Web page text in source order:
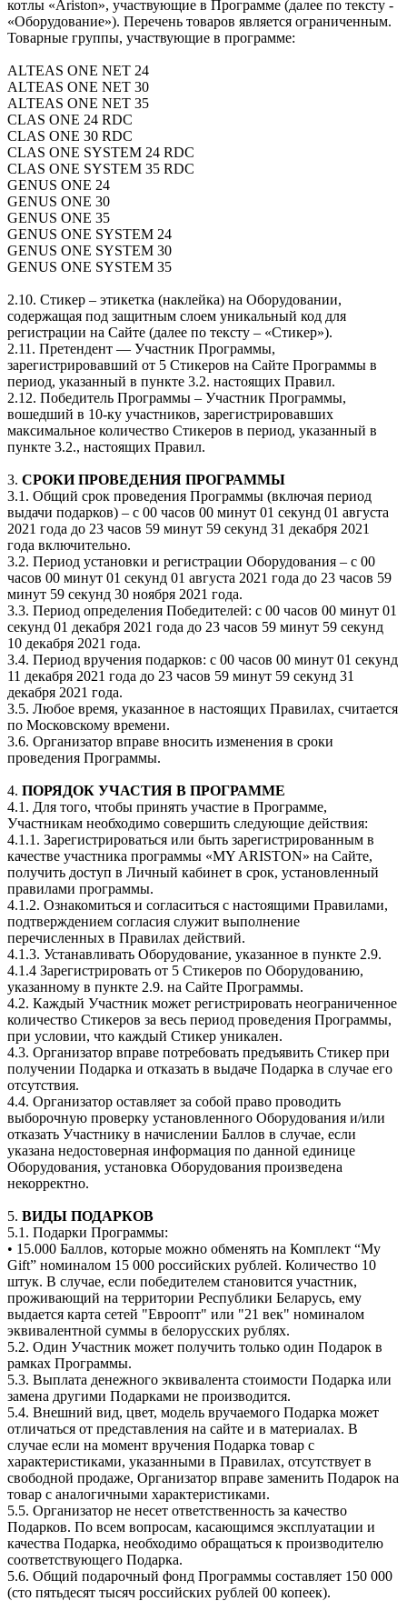
котлы «Ariston», участвующие в Программе (далее по тексту -
«Оборудование»). Перечень товаров является ограниченным.
Товарные группы, участвующие в программе:
ALTEAS ONE NET 24
ALTEAS ONE NET 30
ALTEAS ONE NET 35
CLAS ONE 24 RDC
CLAS ONE 30 RDC
CLAS ONE SYSTEM 24 RDC
CLAS ONE SYSTEM 35 RDC
GENUS ONE 24
GENUS ONE 30
GENUS ONE 35
GENUS ONE SYSTEM 24
GENUS ONE SYSTEM 30
GENUS ONE SYSTEM 35
2.10. Стикер – этикетка (наклейка) на Оборудовании,
содержащая под защитным слоем уникальный код для
регистрации на Сайте (далее по тексту – «Стикер»).
2.11. Претендент — Участник Программы,
зарегистрировавший от 5 Стикеров на Сайте Программы в
период, указанный в пункте 3.2. настоящих Правил.
2.12. Победитель Программы – Участник Программы,
вошедший в 10-ку участников, зарегистрировавших
максимальное количество Стикеров в период, указанный в
пункте 3.2., настоящих Правил.
3. СРОКИ ПРОВЕДЕНИЯ ПРОГРАММЫ
3.1. Общий срок проведения Программы (включая период
выдачи подарков) – с 00 часов 00 минут 01 секунд 01 августа
2021 года до 23 часов 59 минут 59 секунд 31 декабря 2021
года включительно.
3.2. Период установки и регистрации Оборудования – с 00
часов 00 минут 01 секунд 01 августа 2021 года до 23 часов 59
минут 59 секунд 30 ноября 2021 года.
3.3. Период определения Победителей: c 00 часов 00 минут 01
секунд 01 декабря 2021 года до 23 часов 59 минут 59 секунд
10 декабря 2021 года.
3.4. Период вручения подарков: c 00 часов 00 минут 01 секунд
11 декабря 2021 года до 23 часов 59 минут 59 секунд 31
декабря 2021 года.
3.5. Любое время, указанное в настоящих Правилах, считается
по Московскому времени.
3.6. Организатор вправе вносить изменения в сроки
проведения Программы.
4. ПОРЯДОК УЧАСТИЯ В ПРОГРАММЕ
4.1. Для того, чтобы принять участие в Программе,
Участникам необходимо совершить следующие действия:
4.1.1. Зарегистрироваться или быть зарегистрированным в
качестве участника программы «MY ARISTON» на Сайте,
получить доступ в Личный кабинет в срок, установленный
правилами программы.
4.1.2. Ознакомиться и согласиться с настоящими Правилами,
подтверждением согласия служит выполнение
перечисленных в Правилах действий.
4.1.3. Устанавливать Оборудование, указанное в пункте 2.9.
4.1.4 Зарегистрировать от 5 Стикеров по Оборудованию,
указанному в пункте 2.9. на Сайте Программы.
4.2. Каждый Участник может регистрировать неограниченное
количество Стикеров за весь период проведения Программы,
при условии, что каждый Стикер уникален.
4.3. Организатор вправе потребовать предъявить Стикер при
получении Подарка и отказать в выдаче Подарка в случае его
отсутствия.
4.4. Организатор оставляет за собой право проводить
выборочную проверку установленного Оборудования и/или
отказать Участнику в начислении Баллов в случае, если
указана недостоверная информация по данной единице
Оборудования, установка Оборудования произведена
некорректно.
5. ВИДЫ ПОДАРКОВ
5.1. Подарки Программы:
• 15.000 Баллов, которые можно обменять на Комплект “My
Gift” номиналом 15 000 российских рублей. Количество 10
штук. В случае, если победителем становится участник,
проживающий на территории Республики Беларусь, ему
выдается карта сетей "Евроопт" или "21 век" номиналом
эквивалентной суммы в белорусских рублях.
5.2. Один Участник может получить только один Подарок в
рамках Программы.
5.3. Выплата денежного эквивалента стоимости Подарка или
замена другими Подарками не производится.
5.4. Внешний вид, цвет, модель вручаемого Подарка может
отличаться от представления на сайте и в материалах. В
случае если на момент вручения Подарка товар с
характеристиками, указанными в Правилах, отсутствует в
свободной продаже, Организатор вправе заменить Подарок на
товар с аналогичными характеристиками.
5.5. Организатор не несет ответственность за качество
Подарков. По всем вопросам, касающимся эксплуатации и
качества Подарка, необходимо обращаться к производителю
соответствующего Подарка.
5.6. Общий подарочный фонд Программы составляет 150 000
(сто пятьдесят тысяч российских рублей 00 копеек).